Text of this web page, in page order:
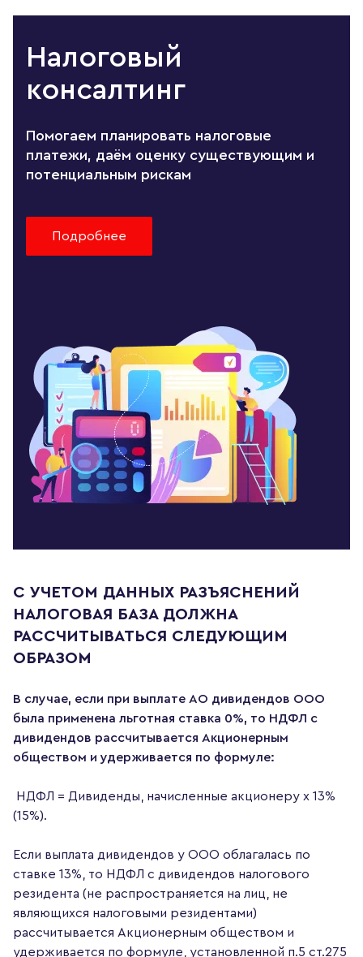
Налоговый
консалтинг
Помогаем планировать налоговые
платежи, даём оценку существующим и
потенциальным рискам
Подробнее
С УЧЕТОМ ДАННЫХ РАЗЪЯСНЕНИЙ
НАЛОГОВАЯ БАЗА ДОЛЖНА
РАССЧИТЫВАТЬСЯ СЛЕДУЮЩИМ
ОБРАЗОМ
В случае, если при выплате АО дивидендов ООО
была применена льготная ставка 0%, то НДФЛ с
дивидендов рассчитывается Акционерным
обществом и удерживается по формуле:
НДФЛ = Дивиденды, начисленные акционеру х 13%
(15%).
Если выплата дивидендов у ООО облагалась по
ставке 13%, то НДФЛ с дивидендов налогового
резидента (не распространяется на лиц, не
являющихся налоговыми резидентами)
рассчитывается Акционерным обществом и
удерживается по формуле, установленной п.5 ст.275